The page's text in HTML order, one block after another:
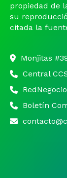
propiedad de
su
citada la
Monjitas
Central
Boletín